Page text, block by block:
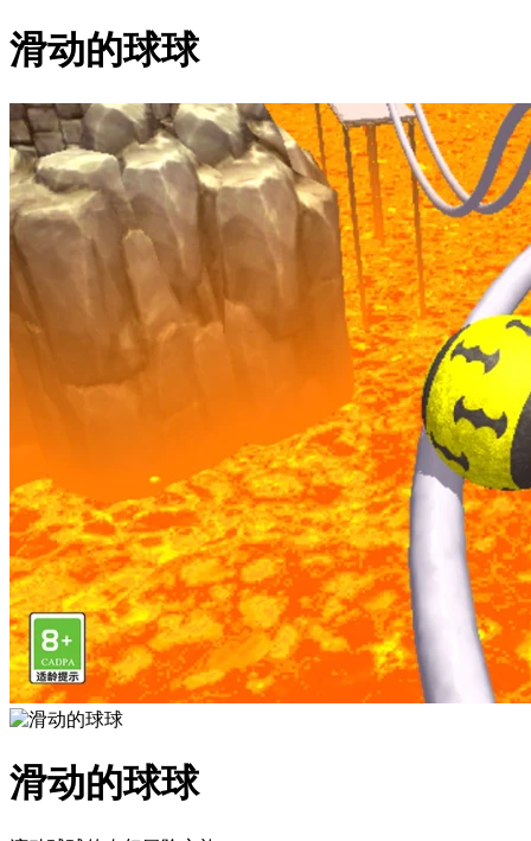
滑动的球球
滑动的球球